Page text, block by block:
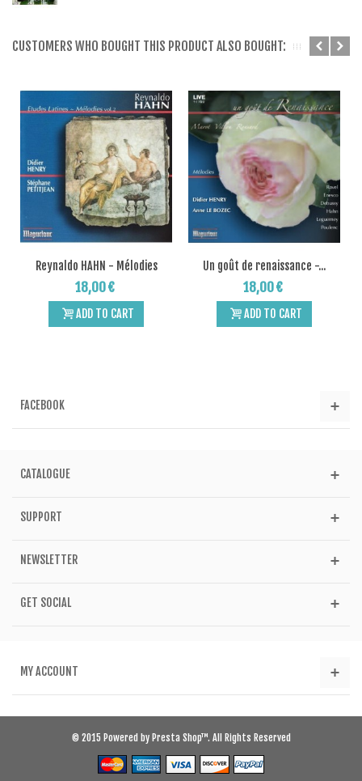
CUSTOMERS WHO BOUGHT THIS PRODUCT ALSO BOUGHT:
Reynaldo HAHN - Mélodies
vol.2
18,00 €
ADD TO CART
Un goût de renaissance -...
18,00 €
ADD TO CART
FACEBOOK
CATALOGUE
SUPPORT
NEWSLETTER
GET SOCIAL
MY ACCOUNT
© 2015 Powered by Presta Shop™. All Rights Reserved